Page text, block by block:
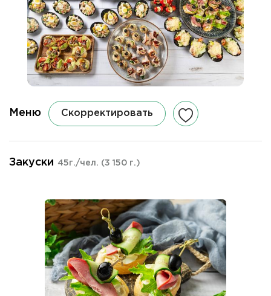
Меню Скорректировать
Закуски 45г./чел. (3 150 г.)